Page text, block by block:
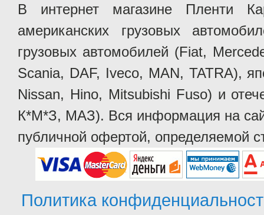
В интернет магазине Пленти
американских грузовых
грузовых автомобилей (Fiat,
Scania, DAF, Iveco, MAN, TATRA),
Nissan, Hino, Mitsubishi Fuso) и
К*М*З, МАЗ). Вся информация на
публичной офертой, определяемой
Политика